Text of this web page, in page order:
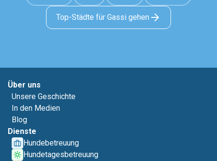
Top-Städte für Gassi gehen
Über uns
Unsere Geschichte
In den Medien
Blog
Dienste
Hundebetreuung
Hundetagesbetreuung